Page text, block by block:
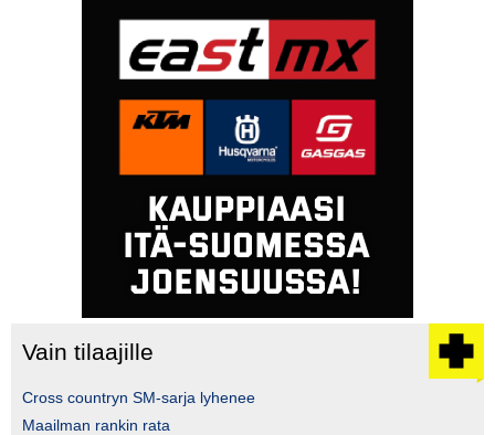
Vain tilaajille
Cross countryn SM-sarja lyhenee
Maailman rankin rata